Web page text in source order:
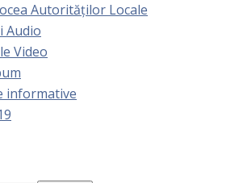
Autorităților Locale
Audio
Video
informative